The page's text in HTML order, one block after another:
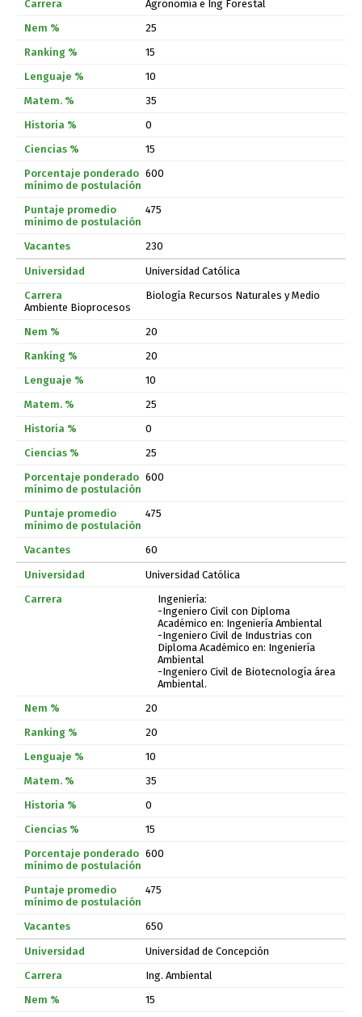
Agronomía e Ing Forestal
25
15
10
35
0
15
600
475
230
Universidad Católica
Biología Recursos Naturales y Medio
Ambiente Bioprocesos
20
20
10
25
0
25
600
475
60
Universidad Católica
Ingeniería:
-Ingeniero Civil con Diploma
Académico en: Ingeniería Ambiental
-Ingeniero Civil de Industrias con
Diploma Académico en: Ingeniería
Ambiental
-Ingeniero Civil de Biotecnología área
Ambiental.
20
20
10
35
0
15
600
475
650
Universidad de Concepción
Ing. Ambiental
15